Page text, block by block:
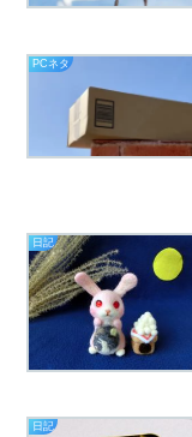
PCネタ
日記
日記